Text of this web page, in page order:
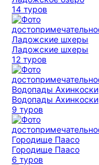
14 туров
Ладожские шхеры
12 туров
Водопады Ахинкоски
9 туров
Городище Паасо
6 туров